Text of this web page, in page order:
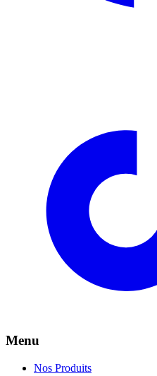
Menu
Nos Produits